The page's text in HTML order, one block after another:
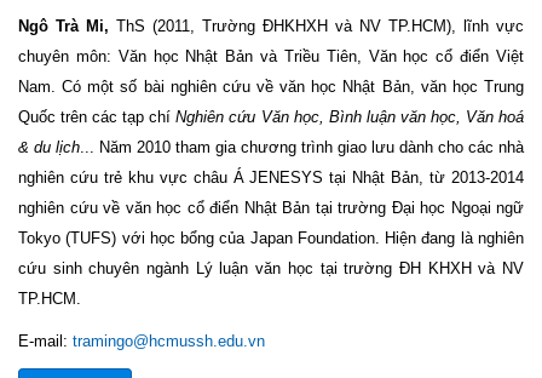
Ngô Trà Mi, ThS (2011, Trường ĐHKHXH và NV TP.HCM), lĩnh vực
chuyên môn: Văn học Nhật Bản và Triều Tiên, Văn học cổ điển Việt
Nam. Có một số bài nghiên cứu về văn học Nhật Bản, văn học Trung
Quốc trên các tạp chíNghiên cứu Văn học, Bình luận văn học, Văn hoá
& du lịch... Năm 2010 tham gia chương trình giao lưu dành cho các nhà
nghiên cứu trẻ khu vực châu Á JENESYS tại Nhật Bản, từ 2013-2014
nghiên cứu về văn học cổ điển Nhật Bản tại trường Đại học Ngoại ngữ
Tokyo (TUFS) với học bổng của Japan Foundation. Hiện đang là nghiên
cứu sinh chuyên ngành Lý luận văn học tại trường ĐH KHXH và NV
TP.HCM.
E-mail: tramingo@hcmussh.edu.vn